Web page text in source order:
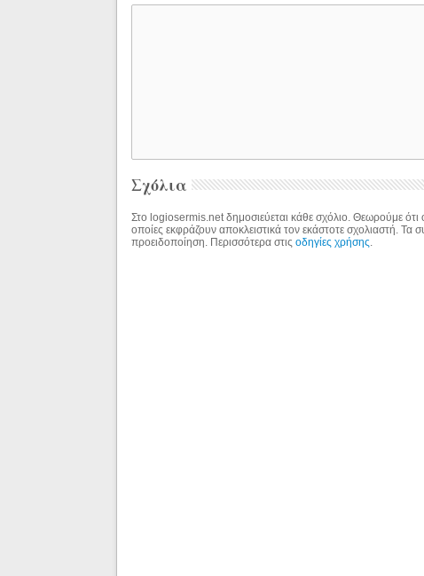
Σχόλια
Στο logiosermis.net δημοσιεύεται κάθε σχόλιο. Θεωρούμε ότι
οποίες εκφράζουν αποκλειστικά τον εκάστοτε σχολιαστή. Τα
προειδοποίηση. Περισσότερα στιςοδηγίες χρήσης